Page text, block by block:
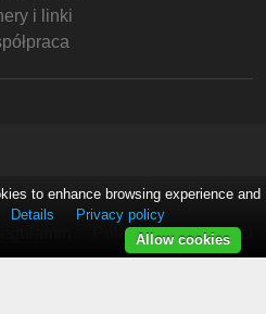
i linki
Musicam Sacram
Polityka Prywatności
to enhance browsing experience and
Details
Privacy policy
Allow cookies